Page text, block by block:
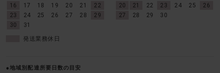
16
17 18 19 20 21
22
23
24 25 26 27 28
29
30
31
20
21 22 23 24 25
26
27
28 29 30
発送業務休日
●地域別配達所要日数の目安